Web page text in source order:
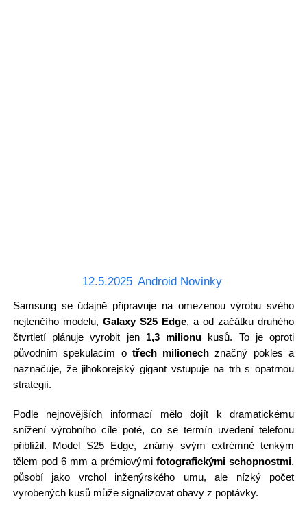
12.5.2025 Android Novinky
Samsung se údajně připravuje na omezenou výrobu svého
nejtenčího modelu, Galaxy S25 Edge, a od začátku druhého
čtvrtletí plánuje vyrobit jen 1,3 milionu kusů. To je oproti
původním spekulacím o třech milionech značný pokles a
naznačuje, že jihokorejský gigant vstupuje na trh s opatrnou
strategií.
Podle nejnovějších informací mělo dojít k dramatickému
snížení výrobního cíle poté, co se termín uvedení telefonu
přiblížil. Model S25 Edge, známý svým extrémně tenkým
tělem pod 6 mm a prémiovýmifotografickými schopnostmi,
působí jako vrchol inženýrského umu, ale nízký počet
vyrobených kusů může signalizovat obavy z poptávky.